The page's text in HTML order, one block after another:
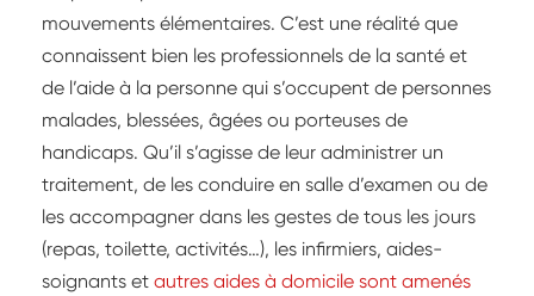
mouvements élémentaires. C’est une réalité que
connaissent bien les professionnels de la santé et
de l’aide à la personne qui s’occupent de personnes
malades, blessées, âgées ou porteuses de
handicaps. Qu’il s’agisse de leur administrer un
traitement, de les conduire en salle d’examen ou de
les accompagner dans les gestes de tous les jours
(repas, toilette, activités…), les infirmiers, aides-
soignants et autres aides à domicile sont amenés